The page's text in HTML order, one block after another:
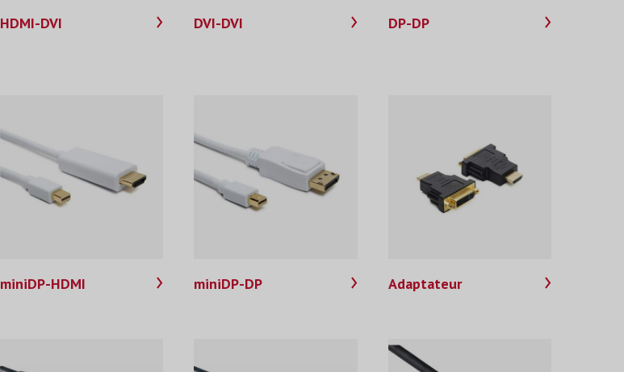
HDMI-DVI DVI-DVI DP-DP
miniDP-HDMI miniDP-DP Adaptateur